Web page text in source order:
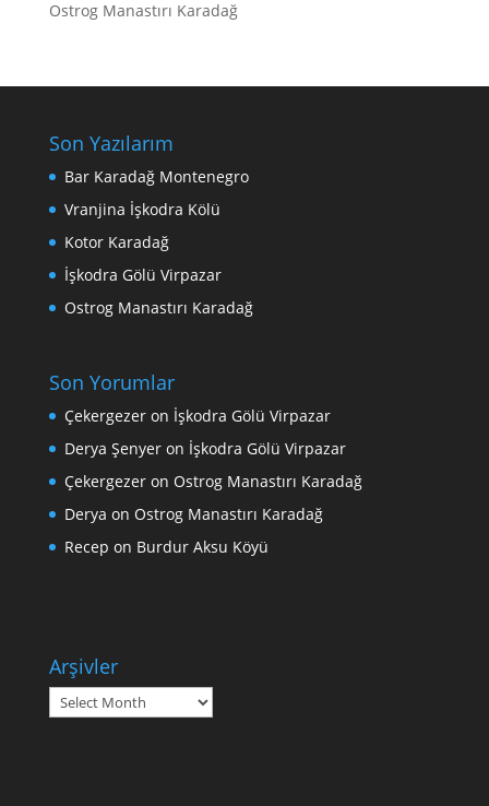
Ostrog Manastırı Karadağ
Son Yazılarım
Bar Karadağ Montenegro
Vranjina İşkodra Kölü
Kotor Karadağ
İşkodra Gölü Virpazar
Ostrog Manastırı Karadağ
Son Yorumlar
Çekergezeron İşkodra Gölü Virpazar
Derya Şenyeron İşkodra Gölü Virpazar
Çekergezeron Ostrog Manastırı Karadağ
Derya on Ostrog Manastırı Karadağ
Recep on Burdur Aksu Köyü
Arşivler
Arşivler